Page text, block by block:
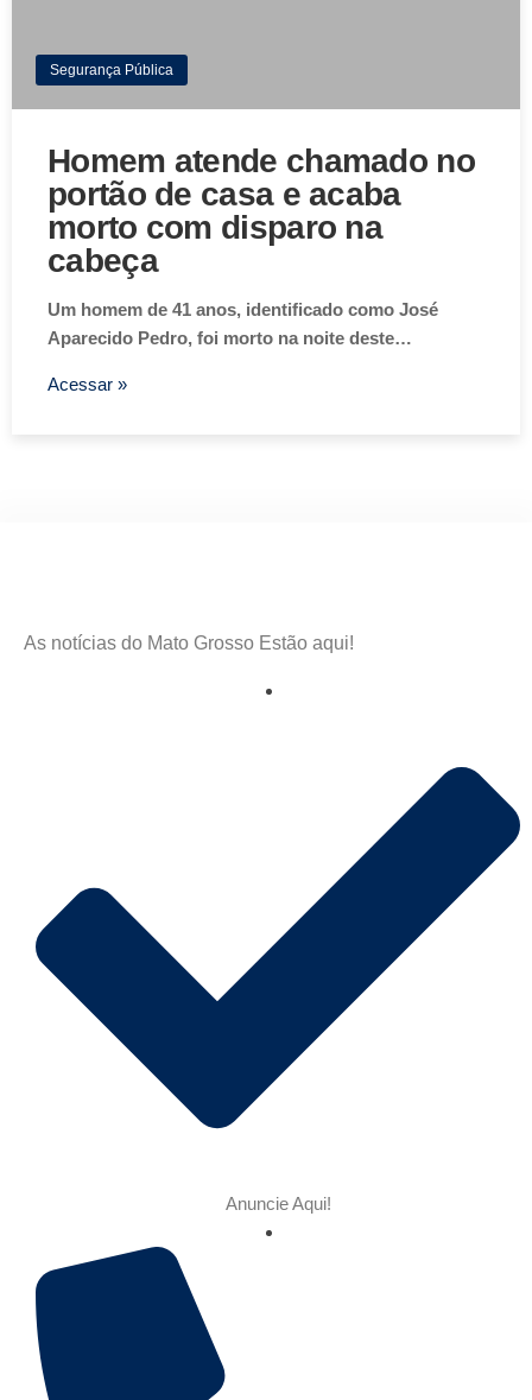
Segurança Pública
Homem atende chamado no
portão de casa e acaba
morto com disparo na
cabeça
Um homem de 41 anos, identificado como José
Aparecido Pedro, foi morto na noite deste…
Acessar »
As notícias do Mato Grosso Estão aqui!
Anuncie Aqui!